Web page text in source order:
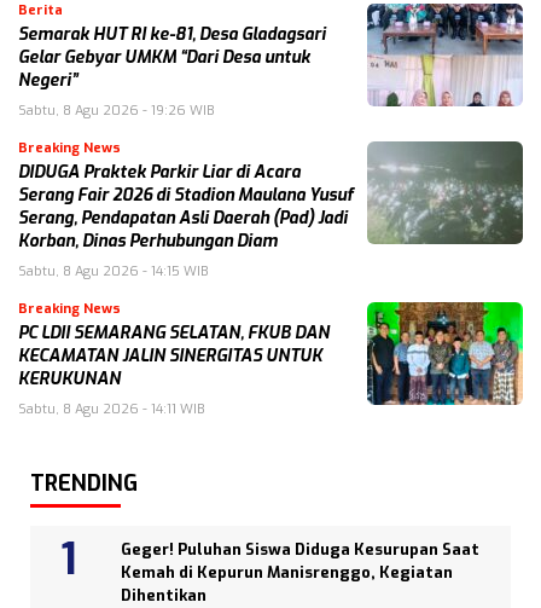
Berita
Semarak HUT RI ke-81, Desa Gladagsari
Gelar Gebyar UMKM “Dari Desa untuk
Negeri”
Sabtu, 8 Agu 2026 - 19:26 WIB
Breaking News
DIDUGA Praktek Parkir Liar di Acara
Serang Fair 2026 di Stadion Maulana Yusuf
Serang, Pendapatan Asli Daerah (Pad) Jadi
Korban, Dinas Perhubungan Diam
Sabtu, 8 Agu 2026 - 14:15 WIB
Breaking News
PC LDII SEMARANG SELATAN, FKUB DAN
KECAMATAN JALIN SINERGITAS UNTUK
KERUKUNAN
Sabtu, 8 Agu 2026 - 14:11 WIB
TRENDING
Geger! Puluhan Siswa Diduga Kesurupan Saat
Kemah di Kepurun Manisrenggo, Kegiatan
Dihentikan